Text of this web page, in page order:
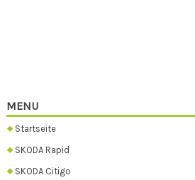
MENU
Startseite
SKODA Rapid
SKODA Citigo